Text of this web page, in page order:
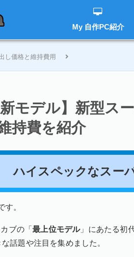
My 自作PC紹介
し価格と維持費用
新モデル】新型ス
持費を紹介
ハイスペックなスー
す。
ブの「最上位モデル」にあたる初
話題や注目を集めました。